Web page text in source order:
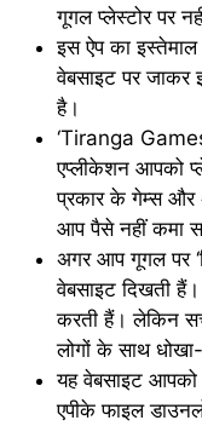
गूगल प्लेस्टोर पर
इस ऐप का
वेबसाइट पर जाकर
है।
‘Tiranga
एप्लीकेशन आपको
प्रकार के गेम्स और
आप पैसे नहीं कमा
अगर आप गूगल पर
वेबसाइट दिखती
करती हैं। लेकिन
लोगों के साथ
यह वेबसाइट आपको
एपीके फाइल